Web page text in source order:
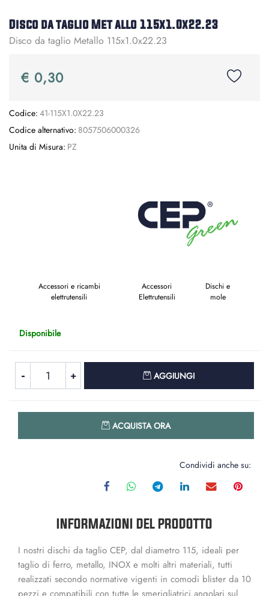
Disco da taglio Met allo 115x1.0x22.23
Disco da taglio Metallo 115x1.0x22.23
€ 0,30
Codice: 41-115X1.0X22.23
Codice alternativo: 8057506000326
Unita di Misura: PZ
Accessori e ricambi
elettrutensili
Accessori
Elettrutensili
Dischi e
mole
Disponibile
AGGIUNGI
ACQUISTA ORA
Condividi anche su:
INFORMAZIONI DEL PRODOTTO
I nostri dischi da taglio CEP, dal diametro 115, ideali per
taglio di ferro, metallo, INOX e molti altri materiali, tutti
realizzati secondo normative vigenti in comodi blister da 10